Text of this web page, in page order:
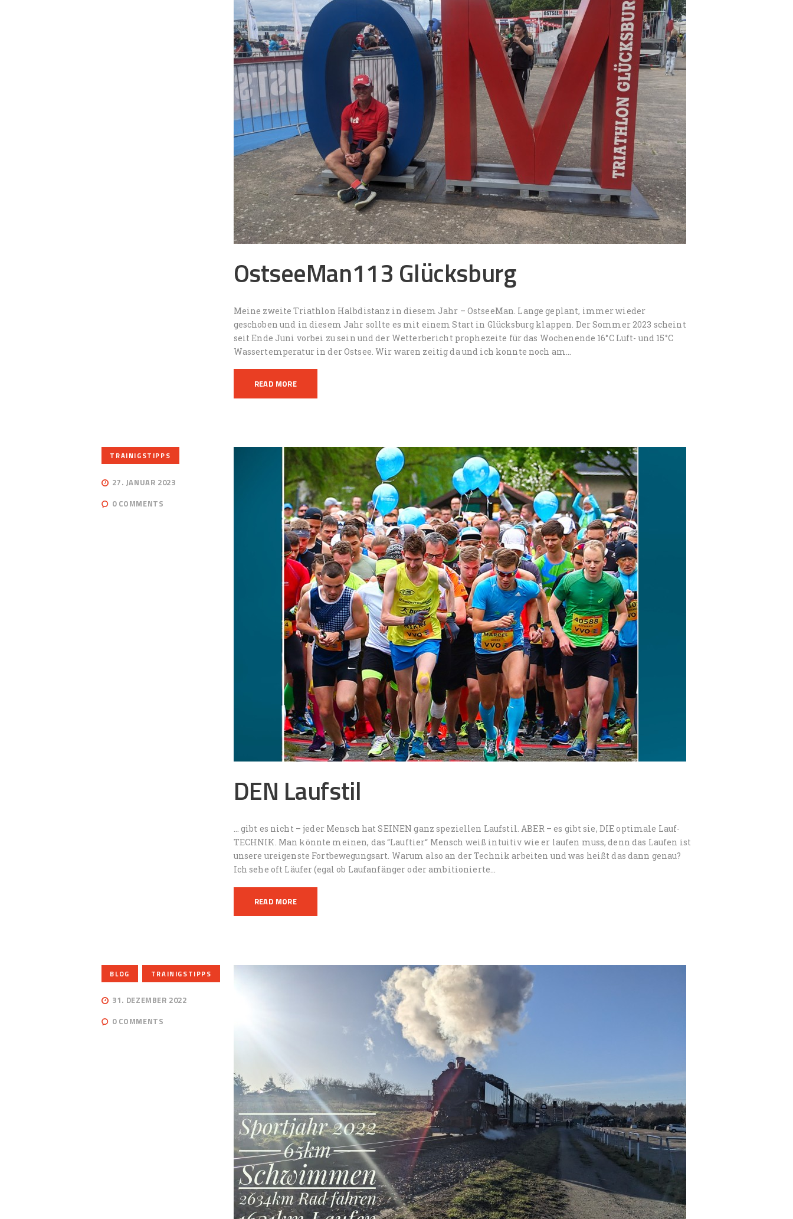
OstseeMan113 Glücksburg
Meine zweite Triathlon Halbdistanz in diesem Jahr – OstseeMan. Lange geplant, immer wieder
geschoben und in diesem Jahr sollte es mit einem Start in Glücksburg klappen. Der Sommer 2023 scheint
seit Ende Juni vorbei zu sein und der Wetterbericht prophezeite für das Wochenende 16°C Luft- und 15°C
Wassertemperatur in der Ostsee. Wir waren zeitig da und ich konnte noch am…
READ MORE
TRAINIGSTIPPS
27. JANUAR 2023
0 COMMENTS
DEN Laufstil
… gibt es nicht – jeder Mensch hat SEINEN ganz speziellen Laufstil. ABER – es gibt sie, DIE optimale Lauf-
TECHNIK. Man könnte meinen, das “Lauftier“ Mensch weiß intuitiv wie er laufen muss, denn das Laufen ist
unsere ureigenste Fortbewegungsart. Warum also an der Technik arbeiten und was heißt das dann genau?
Ich sehe oft Läufer (egal ob Laufanfänger oder ambitionierte…
READ MORE
BLOG TRAINIGSTIPPS
31. DEZEMBER 2022
0 COMMENTS